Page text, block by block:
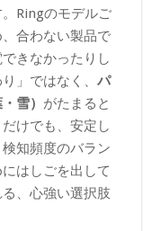
Ringのモデルご
合わない製品で
きなかったりし
」ではなく、パ
雪） がたまると
けでも、安定し
知頻度のバラン
はしごを出して
、心強い選択肢